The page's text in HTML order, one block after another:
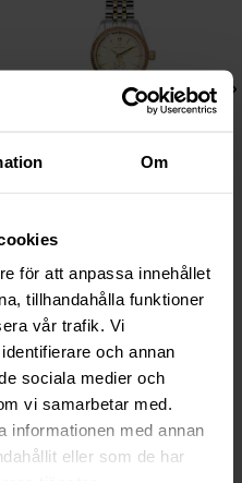
Om
för att anpassa innehållet
tillhandahålla funktioner
vår trafik. Vi
och annan
sociala medier och
vi samarbetar med.
informationen med annan
eller som de har
Mockberg
Pris
2 399 kr
2 399 kr
för ett hållbart